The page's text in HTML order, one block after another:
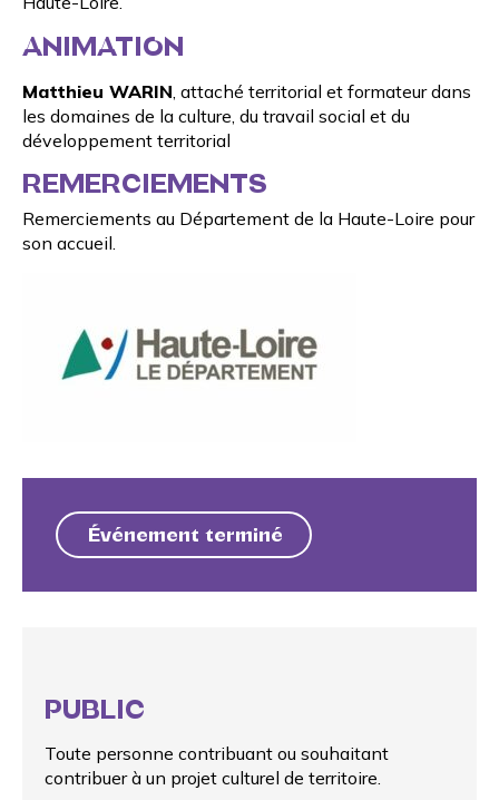
ANIMATION
Matthieu WARIN , attaché territorial et formateur dans
les domaines de la culture, du travail social et du
développement territorial
REMERCIEMENTS
Remerciements au Département de la Haute-Loire pour
son accueil.
Événement terminé
PUBLIC
Toute personne contribuant ou souhaitant
contribuer à un projet culturel de territoire.